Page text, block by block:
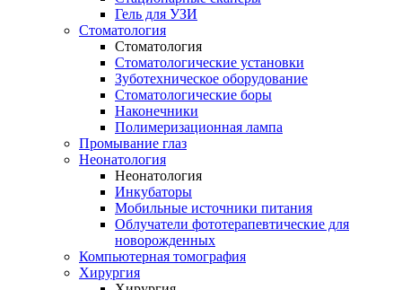
Гель для УЗИ
Стоматология
Стоматология
Стоматологические установки
Зуботехническое оборудование
Стоматологические боры
Наконечники
Полимеризационная лампа
Промывание глаз
Неонатология
Неонатология
Инкубаторы
Мобильные источники питания
Облучатели фототерапевтические для
новорожденных
Компьютерная томография
Хирургия